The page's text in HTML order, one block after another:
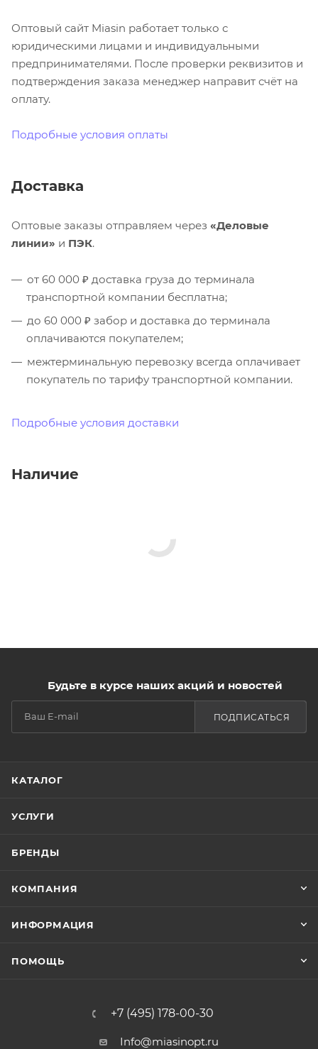
Оптовый сайт Miasin работает только с
юридическими лицами и индивидуальными
предпринимателями. После проверки реквизитов и
подтверждения заказа менеджер направит счёт на
оплату.
Подробные условия оплаты
Доставка
Оптовые заказы отправляем через «Деловые
линии» и ПЭК.
от 60 000 ₽ доставка груза до терминала
транспортной компании бесплатна;
до 60 000 ₽ забор и доставка до терминала
оплачиваются покупателем;
межтерминальную перевозку всегда оплачивает
покупатель по тарифу транспортной компании.
Подробные условия доставки
Наличие
Будьте в курсе наших акций и новостей
ПОДПИСАТЬСЯ
КАТАЛОГ
УСЛУГИ
БРЕНДЫ
КОМПАНИЯ
ИНФОРМАЦИЯ
ПОМОЩЬ
+7 (495) 178-00-30
Info@miasinopt.ru